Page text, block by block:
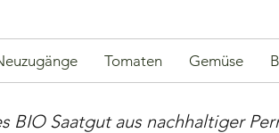
Tomaten Gemüse
BIO Saatgut aus nachhaltiger